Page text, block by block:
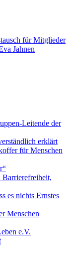
für Mitglieder
Jahnen
Leitende der
erklärt
für Menschen
es nichts Ernstes
Menschen
e.V.